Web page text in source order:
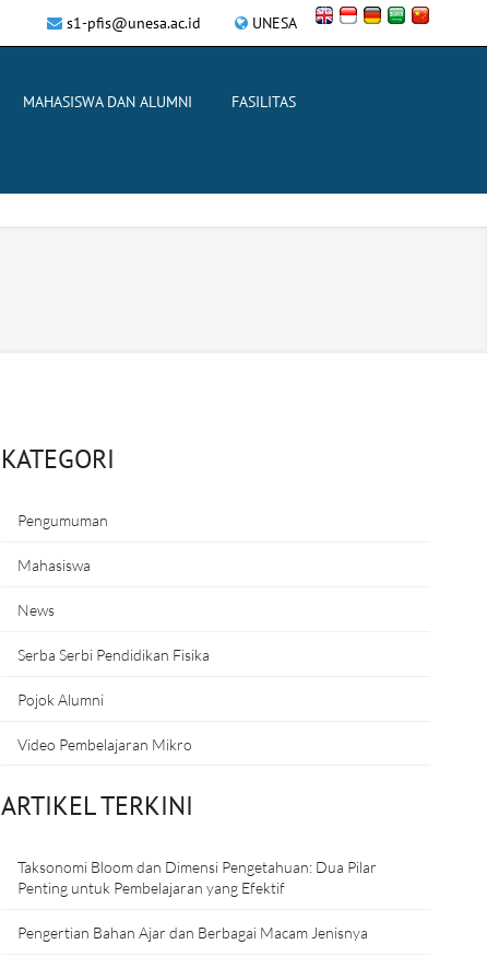
UNESA
s1-pfis@unesa.ac.id
MAHASISWA DAN ALUMNI FASILITAS
KATEGORI
Pengumuman
Mahasiswa
News
Serba Serbi Pendidikan Fisika
Pojok Alumni
Video Pembelajaran Mikro
ARTIKEL TERKINI
Taksonomi Bloom dan Dimensi Pengetahuan: Dua Pilar
Penting untuk Pembelajaran yang Efektif
Pengertian Bahan Ajar dan Berbagai Macam Jenisnya